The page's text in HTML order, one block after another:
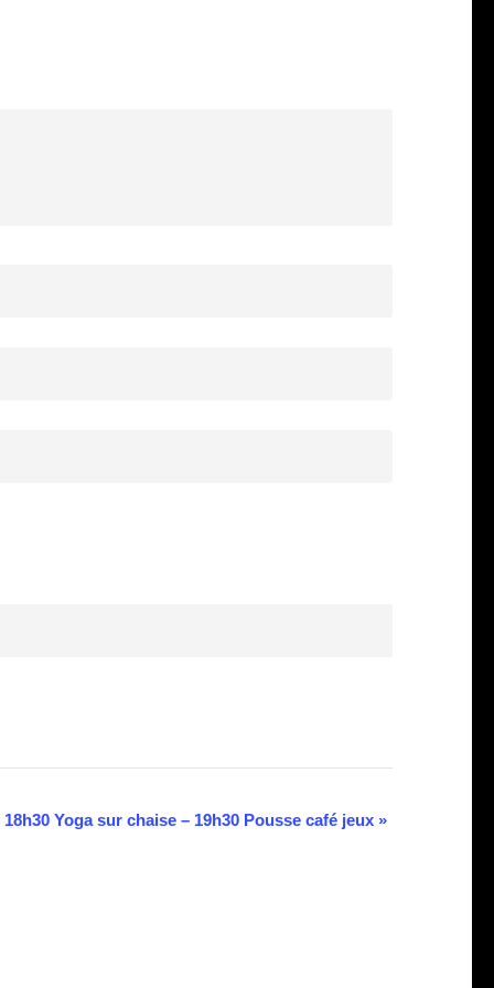
18h30 Yoga sur chaise – 19h30 Pousse café jeux »